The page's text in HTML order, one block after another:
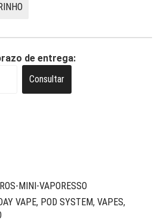
de entrega:
Consultar
MINI-VAPORESSO
VAPE, POD SYSTEM, VAPES,